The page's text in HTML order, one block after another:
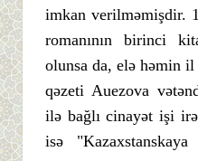
imkan verilməmişdir.
romanının birinci
olunsa da, elə həmin
qəzeti Auezova
ilə bağlı cinayət işi
isə